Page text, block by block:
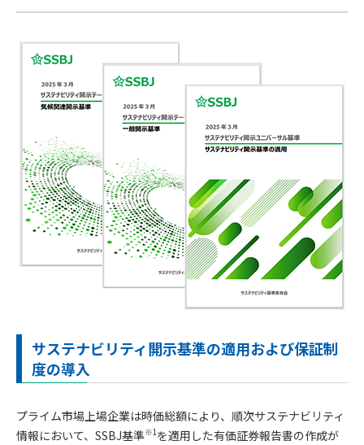
サステナビリティ開示基準の適用および保証制
度の導入
プライム市場上場企業は時価総額により、順次サステナビリティ
情報において、SSBJ基準※1 を適用した有価証券報告書の作成が